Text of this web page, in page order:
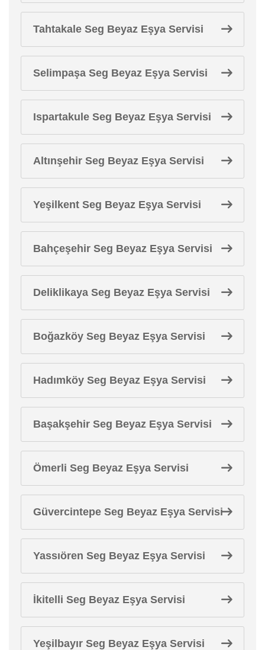
Tahtakale Seg Beyaz Eşya Servisi
Selimpaşa Seg Beyaz Eşya Servisi
Ispartakule Seg Beyaz Eşya Servisi
Altınşehir Seg Beyaz Eşya Servisi
Yeşilkent Seg Beyaz Eşya Servisi
Bahçeşehir Seg Beyaz Eşya Servisi
Deliklikaya Seg Beyaz Eşya Servisi
Boğazköy Seg Beyaz Eşya Servisi
Hadımköy Seg Beyaz Eşya Servisi
Başakşehir Seg Beyaz Eşya Servisi
Ömerli Seg Beyaz Eşya Servisi
Güvercintepe Seg Beyaz Eşya Servisi
Yassıören Seg Beyaz Eşya Servisi
İkitelli Seg Beyaz Eşya Servisi
Yeşilbayır Seg Beyaz Eşya Servisi